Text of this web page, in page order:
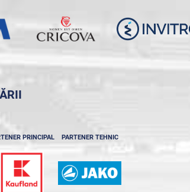
PRINCIPAL PARTENER TEHNIC